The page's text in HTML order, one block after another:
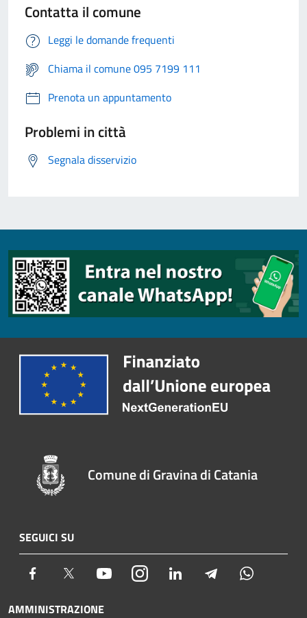
Contatta il comune
Leggi le domande frequenti
Chiama il comune 095 7199 111
Prenota un appuntamento
Problemi in città
Segnala disservizio
Comune di Gravina di Catania
SEGUICI SU
Facebook Twitter YoutubeInstagram LinkedIn Telegram
AMMINISTRAZIONE